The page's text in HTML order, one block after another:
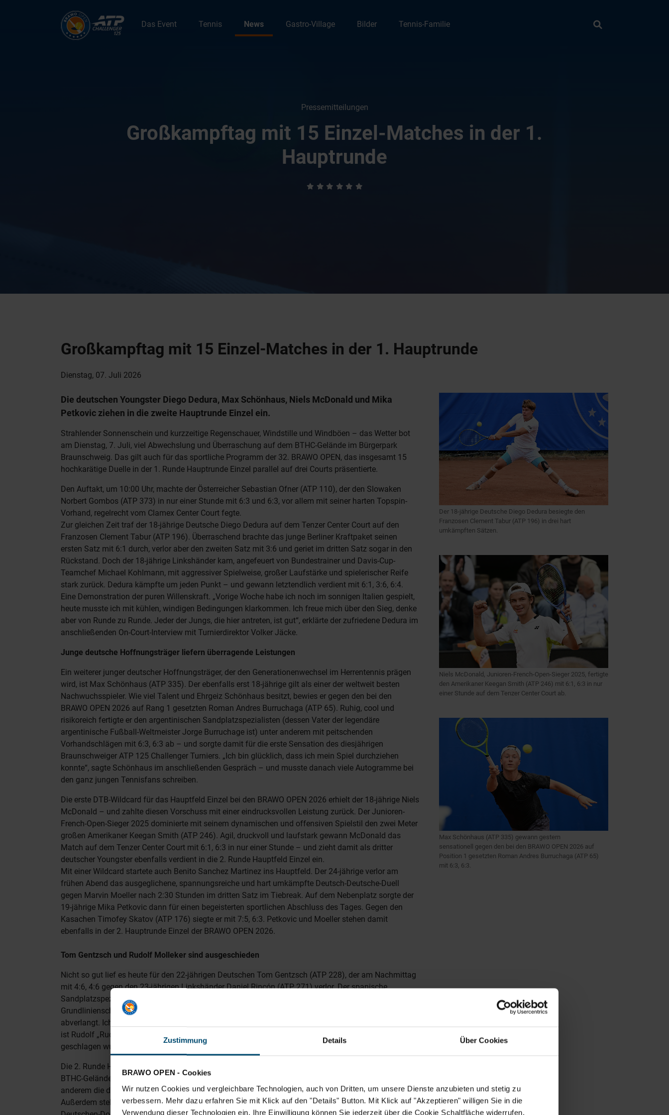
Zustimmung Details Über Cookies
BRAWO OPEN - Cookies
Wir nutzen Cookies und vergleichbare Technologien, auch von Dritten, um unsere Dienste anzubieten und stetig zu
verbessern. Mehr dazu erfahren Sie mit Klick auf den "Details" Button. Mit Klick auf "Akzeptieren" willigen Sie in die
Verwendung dieser Technologien ein. Ihre Einwilligung können Sie jederzeit über die Cookie Schaltfläche widerrufen.
Das Event
Tennis News Gastro-Village Bilder Tennis-Familie Suche
Pressemitteilungen
Großkampftag mit 15 Einzel-Matches in der 1.
Hauptrunde
Großkampftag mit 15 Einzel-Matches in der 1. Hauptrunde
Dienstag, 07. Juli 2026
Die deutschen Youngster Diego Dedura, Max Schönhaus, Niels McDonald und Mika
Petkovic ziehen in die zweite Hauptrunde Einzel ein.
Strahlender Sonnenschein und kurzzeitige Regenschauer, Windstille und Windböen – das Wetter bot
am Dienstag, 7. Juli, viel Abwechslung und Überraschung auf dem BTHC-Gelände im Bürgerpark
Braunschweig. Das gilt auch für das sportliche Programm der 32. BRAWO OPEN, das insgesamt 15
hochkarätige Duelle in der 1. Runde Hauptrunde Einzel parallel auf drei Courts präsentierte.
Den Auftakt, um 10:00 Uhr, machte der Österreicher Sebastian Ofner (ATP 110), der den Slowaken
Norbert Gombos (ATP 373) in nur einer Stunde mit 6:3 und 6:3, vor allem mit seiner harten Topspin-
Vorhand, regelrecht vom Clamex Center Court fegte.
Zur gleichen Zeit traf der 18-jährige Deutsche Diego Dedura auf dem Tenzer Center Court auf den
Franzosen Clement Tabur (ATP 196). Überraschend brachte das junge Berliner Kraftpaket seinen
ersten Satz mit 6:1 durch, verlor aber den zweiten Satz mit 3:6 und geriet im dritten Satz sogar in den
Rückstand. Doch der 18-jährige Linkshänder kam, angefeuert von Bundestrainer und Davis-Cup-
Teamchef Michael Kohlmann, mit aggressiver Spielweise, großer Laufstärke und spielerischer Reife
stark zurück. Dedura kämpfte um jeden Punkt – und gewann letztendlich verdient mit 6:1, 3:6, 6:4.
Eine Demonstration der puren Willenskraft. „Vorige Woche habe ich noch im sonnigen Italien gespielt,
heute musste ich mit kühlen, windigen Bedingungen klarkommen. Ich freue mich über den Sieg, denke
aber von Runde zu Runde. Jeder der Jungs, die hier antreten, ist gut“, erklärte der zufriedene Dedura im
anschließenden On-Court-Interview mit Turnierdirektor Volker Jäcke.
Junge deutsche Hoffnungsträger liefern überragende Leistungen
Ein weiterer junger deutscher Hoffnungsträger, der den Generationenwechsel im Herrentennis prägen
wird, ist Max Schönhaus (ATP 335). Der ebenfalls erst 18-jährige gilt als einer der weltweit besten
Nachwuchsspieler. Wie viel Talent und Ehrgeiz Schönhaus besitzt, bewies er gegen den bei den
BRAWO OPEN 2026 auf Rang 1 gesetzten Roman Andres Burruchaga (ATP 65). Ruhig, cool und
risikoreich fertigte er den argentinischen Sandplatzspezialisten (dessen Vater der legendäre
argentinische Fußball-Weltmeister Jorge Burruchage ist) unter anderem mit peitschenden
Vorhandschlägen mit 6:3, 6:3 ab – und sorgte damit für die erste Sensation des diesjährigen
Braunschweiger ATP 125 Challenger Turniers. „Ich bin glücklich, dass ich mein Spiel durchziehen
konnte“, sagte Schönhaus im anschließenden Gespräch – und musste danach viele Autogramme bei
den ganz jungen Tennisfans schreiben.
Die erste DTB-Wildcard für das Hauptfeld Einzel bei den BRAWO OPEN 2026 erhielt der 18-jährige Niels
McDonald – und zahlte diesen Vorschuss mit einer eindrucksvollen Leistung zurück. Der Junioren-
French-Open-Sieger 2025 dominierte mit seinem dynamischen und offensiven Spielstil den zwei Meter
großen Amerikaner Keegan Smith (ATP 246). Agil, druckvoll und laufstark gewann McDonald das
Match auf dem Tenzer Center Court mit 6:1, 6:3 in nur einer Stunde – und zieht damit als dritter
deutscher Youngster ebenfalls verdient in die 2. Runde Hauptfeld Einzel ein.
Mit einer Wildcard startete auch Benito Sanchez Martinez ins Hauptfeld. Der 24-jährige verlor am
frühen Abend das ausgeglichene, spannungsreiche und hart umkämpfte Deutsch-Deutsche-Duell
gegen Marvin Moeller nach 2:30 Stunden im dritten Satz im Tiebreak. Auf dem Nebenplatz sorgte der
19-jährige Mika Petkovic dann für einen begeisterten sportlichen Abschluss des Tages. Gegen den
Kasachen Timofey Skatov (ATP 176) siegte er mit 7:5, 6:3. Petkovic und Moeller stehen damit
ebenfalls in der 2. Hauptrunde Einzel der BRAWO OPEN 2026.
Tom Gentzsch und Rudolf Molleker sind ausgeschieden
Nicht so gut lief es heute für den 22-jährigen Deutschen Tom Gentzsch (ATP 228), der am Nachmittag
mit 4:6, 4:6 gegen den 23-jährigen Linkshänder Daniel Rincón (ATP 271) verlor. Der spanische
Sandplatzspezialist spielte insgesamt konstanter und überzeugte mit sicheren und gut platzierten
Grundlinienschlägen. „Es war ein hartes Match für mich. Es gab viele enge Punkte. Tom hat mir alles
abverlangt. Ich bin froh, dass ich eine Runde weiter bin“, kommentierte Daniel Rincón. Ebenfalls raus
ist Rudolf „Rudi“ Molleker (ATP 476), der vom Argentinier Facundo Diaz Acosta mit 3:6, 6:3, 4:6 knapp
geschlagen wurde.
Die 2. Runde Hauptfeld Einzel startet am morgigen Mittwoch, 7. Juli 2026, um 11:00 Uhr, auf dem
BTHC-Gelände im Bürgerpark Braunschweig mit vier Begegnungen. Antreten müssen im Einzel unter
anderem die deutschen Spieler Diego Dedura, Max Schönhaus und Max Hans Rehberg.
Außerdem stehen acht Doppel-Paarungen auf dem Programm. Unter anderem spielen die Deutsch-
Der 18-jährige Deutsche Diego Dedura besiegte den
Franzosen Clement Tabur (ATP 196) in drei hart
umkämpften Sätzen.
Niels McDonald, Junioren-French-Open-Sieger 2025, fertigte
den Amerikaner Keegan Smith (ATP 246) mit 6:1, 6:3 in nur
einer Stunde auf dem Tenzer Center Court ab.
Max Schönhaus (ATP 335) gewann gestern
sensationell gegen den bei den BRAWO OPEN 2026 auf
Position 1 gesetzten Roman Andres Burruchaga (ATP 65)
mit 6:3, 6:3.